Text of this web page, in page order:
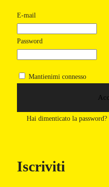
E-mail
Password
Mantienimi connesso
Hai dimenticato la password?
Iscriviti